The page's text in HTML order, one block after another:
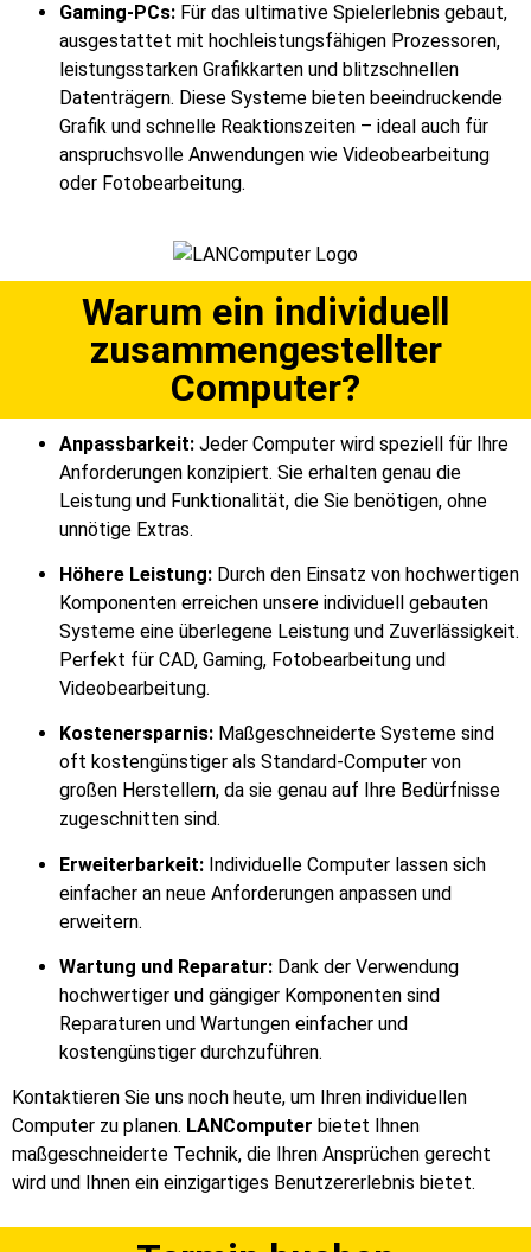
Gaming-PCs: Für das ultimative Spielerlebnis gebaut,
ausgestattet mit hochleistungsfähigen Prozessoren,
leistungsstarken Grafikkarten und blitzschnellen
Datenträgern. Diese Systeme bieten beeindruckende
Grafik und schnelle Reaktionszeiten – ideal auch für
anspruchsvolle Anwendungen wie Videobearbeitung
oder Fotobearbeitung.
Warum ein individuell
zusammengestellter
Computer?
Anpassbarkeit: Jeder Computer wird speziell für Ihre
Anforderungen konzipiert. Sie erhalten genau die
Leistung und Funktionalität, die Sie benötigen, ohne
unnötige Extras.
Höhere Leistung: Durch den Einsatz von hochwertigen
Komponenten erreichen unsere individuell gebauten
Systeme eine überlegene Leistung und Zuverlässigkeit.
Perfekt für CAD, Gaming, Fotobearbeitung und
Videobearbeitung.
Kostenersparnis: Maßgeschneiderte Systeme sind
oft kostengünstiger als Standard-Computer von
großen Herstellern, da sie genau auf Ihre Bedürfnisse
zugeschnitten sind.
Erweiterbarkeit: Individuelle Computer lassen sich
einfacher an neue Anforderungen anpassen und
erweitern.
Wartung und Reparatur: Dank der Verwendung
hochwertiger und gängiger Komponenten sind
Reparaturen und Wartungen einfacher und
kostengünstiger durchzuführen.
Kontaktieren Sie uns noch heute, um Ihren individuellen
Computer zu planen. LANComputer bietet Ihnen
maßgeschneiderte Technik, die Ihren Ansprüchen gerecht
wird und Ihnen ein einzigartiges Benutzererlebnis bietet.